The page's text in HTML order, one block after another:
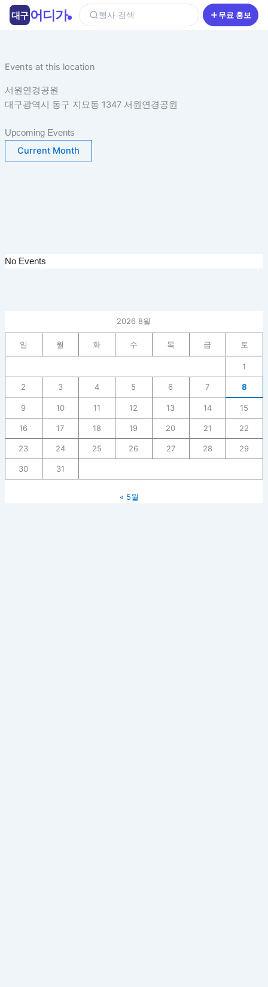
건
뛰
기
Events at this location
서원연경공원
대구광역시 동구 지묘동 1347 서원연경공원
Upcoming Events
Current Month
No Events
2026 8월
일 월 화 수 목 금 토
1
2 3 4 5 6 7 8
9 10 11 12 13 14 15
16 17 18 19 20 21 22
23 24 25 26 27 28 29
30 31
« 5월
대구 어디가 행사 검색 무료 홍보